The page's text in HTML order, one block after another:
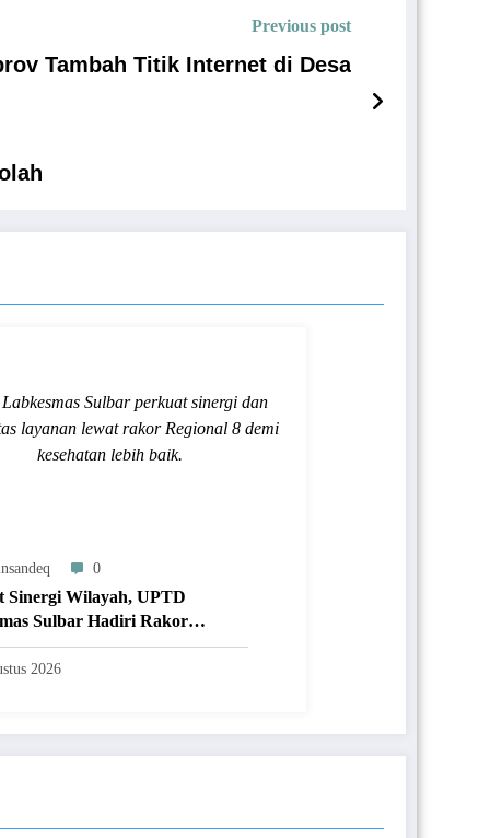
Previous post
Tambah Titik Internet di Desa
Sulbar perkuat sinergi dan
layanan lewat rakor Regional 8 demi
kesehatan lebih baik.
0
Sinergi Wilayah, UPTD
Sulbar Hadiri Rakor
Labkesmas Regional 8 di
2026